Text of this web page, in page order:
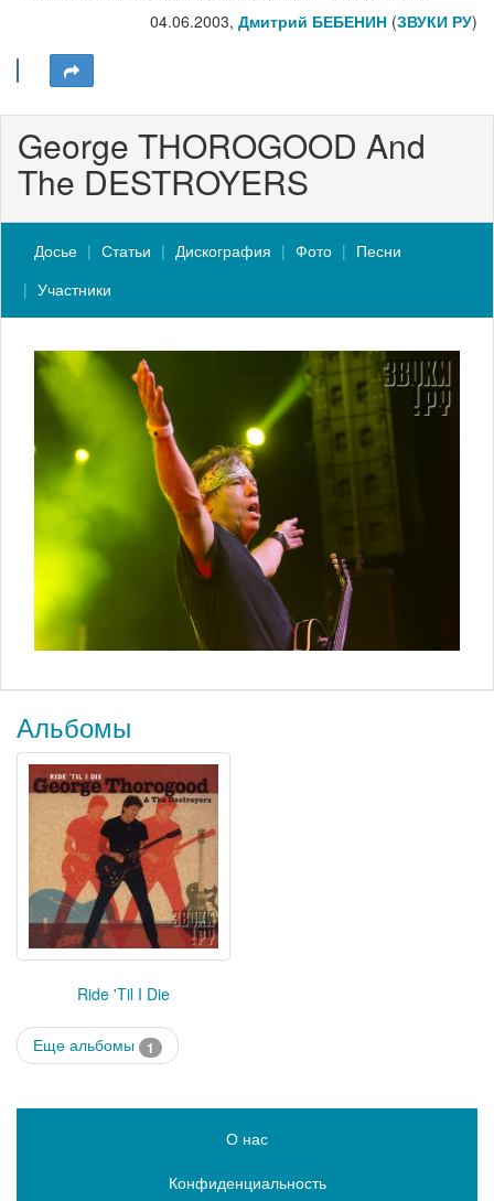
04.06.2003, Дмитрий БЕБЕНИН (ЗВУКИ РУ)
George THOROGOOD And
The DESTROYERS
Досье Статьи Дискография Фото
Песни
Участники
Альбомы
Ride 'Til I Die
Еще альбомы 1
О нас
Конфиденциальность